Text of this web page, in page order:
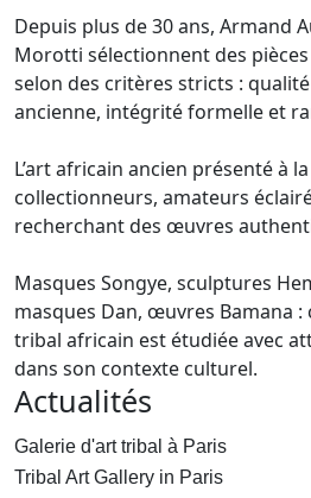
Depuis plus de 30 ans, Armand
Morotti sélectionnent des
selon des critères stricts :
ancienne, intégrité formelle et
L’art africain ancien présenté à
collectionneurs, amateurs
recherchant des œuvres
Masques Songye, sculptures
masques Dan, œuvres Bamana :
tribal africain est étudiée avec
dans son contexte culturel.
Actualités
Galerie d'art tribal à Paris
Tribal Art Gallery in Paris